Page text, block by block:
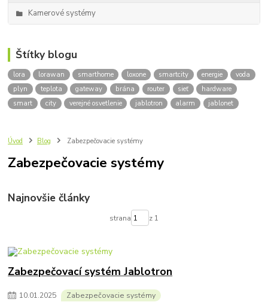
Kamerové systémy
Štítky blogu
lora lorawan smarthome loxone smartcity energie
voda
plyn
teplota gateway brána router sieť
hardware
smart
city verejné osvetlenie jablotron alarm jablonet
Úvod Blog Zabezpečovacie systémy
Zabezpečovacie systémy
Najnovšie články
strana z 1
Zabezpečovací systém Jablotron
10.01.2025 Zabezpečovacie systémy